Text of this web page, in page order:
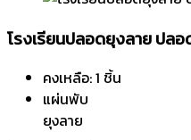
โรงเรียนปลอดยุงลาย ปลอ
คงเหลือ: 1 ชิ้น
แผ่นพับ
ยุงลาย